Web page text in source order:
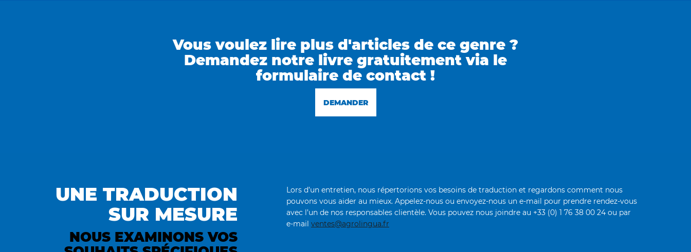
Vous voulez lire plus d'articles de ce genre ?
Demandez notre livre gratuitement via le
formulaire de contact !
DEMANDER
UNE TRADUCTION
SUR MESURE
NOUS EXAMINONS VOS
Lors d’un entretien, nous répertorions vos besoins de traduction et regardons comment nous
pouvons vous aider au mieux. Appelez-nous ou envoyez-nous un e-mail pour prendre rendez-vous
avec l’un de nos responsables clientèle. Vous pouvez nous joindre au +33 (0) 1 76 38 00 24 ou par
e-mail ventes@agrolingua.fr